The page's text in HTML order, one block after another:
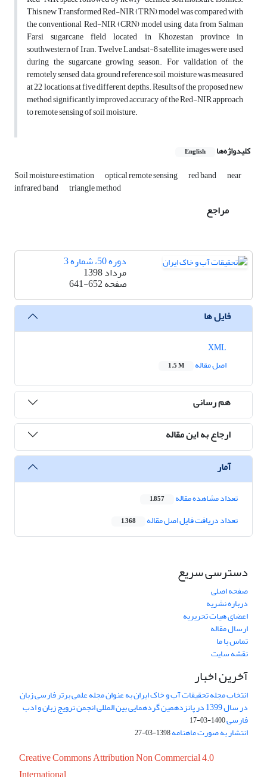
This new Transformed Red-NIR (TRN) model was compared with
the conventional Red-NIR (CRN) model using data from Salman
Farsi sugarcane field located in Khozestan province in
southwestern of Iran. Twelve Landsat-8 satellite images were used
during the sugarcane growing season. For validation of the
remotely sensed data, ground reference soil moisture was measured
at 22 locations at five different depths. Results of the proposed new
method significantly improved accuracy of the Red-NIR approach
to remote sensing of soil moisture.
کلیدواژه‌ها English
Soil moisture estimation optical remote sensing red band near
infrared band triangle method
مراجع
دوره 50، شماره 3
مرداد 1398
صفحه641-652
فایل ها
اصل مقاله
1.5 M
هم رسانی
ارجاع به این مقاله
آمار
تعداد مشاهده مقاله 1,857
تعداد دریافت فایل اصل مقاله 1,368
دسترسی سریع
صفحه اصلی
درباره نشریه
اعضای هیات تحریریه
ارسال مقاله
تماس با ما
نقشه سایت
آخرین اخبار
انتخاب مجله تحقیقات آب و خاک ایران به عنوان مجله علمی برتر فارسی زبان
در سال 1399 در پانزدهمین گردهمایی بین المللی انجمن ترویج زبان و ادب
فارسی1400-03-17
انتشار به صورت ماهنامه1398-03-27
Creative Commons Attribution Non Commercial 4.0